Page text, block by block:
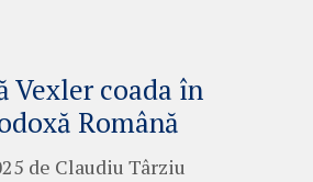
Vexler coada în
Română
de Claudiu Târziu